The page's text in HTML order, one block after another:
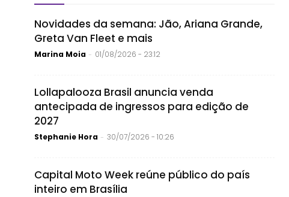
Novidades da semana: Jão, Ariana Grande,
Greta Van Fleet e mais
Marina Moia - 01/08/2026 - 23:12
Lollapalooza Brasil anuncia venda
antecipada de ingressos para edição de
2027
Stephanie Hora - 30/07/2026 - 10:26
Capital Moto Week reúne público do país
inteiro em Brasília